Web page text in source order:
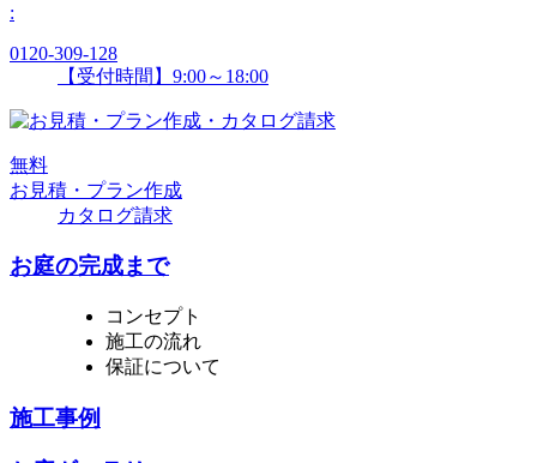
:
0120-309-128
【受付時間】9:00～18:00
無料
お見積・プラン作成
カタログ請求
お庭の完成まで
コンセプト
施工の流れ
保証について
施工事例